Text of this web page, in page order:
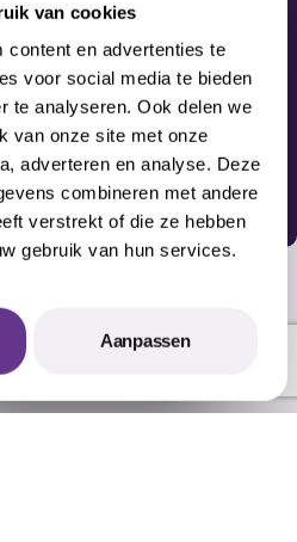
van cookies
content en advertenties te
voor social media te bieden
te analyseren. Ook delen we
van onze site met onze
adverteren en analyse. Deze
combineren met andere
verstrekt of die ze hebben
gebruik van hun services.
Aanpassen
7.000
Basic-Fit, waar we een
tot leven brachten: een plek
samenkwamen.
Offerte aanvragen